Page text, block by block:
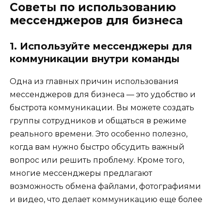
Советы по использованию
мессенджеров для бизнеса
1. Используйте мессенджеры для
коммуникации внутри команды
Одна из главных причин использования
мессенджеров для бизнеса — это удобство и
быстрота коммуникации. Вы можете создать
группы сотрудников и общаться в режиме
реального времени. Это особенно полезно,
когда вам нужно быстро обсудить важный
вопрос или решить проблему. Кроме того,
многие мессенджеры предлагают
возможность обмена файлами, фотографиями
и видео, что делает коммуникацию еще более